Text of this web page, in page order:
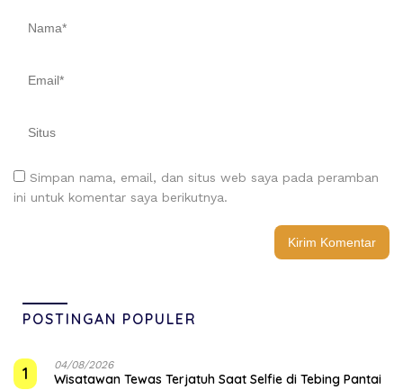
Simpan nama, email, dan situs web saya pada peramban
ini untuk komentar saya berikutnya.
POSTINGAN POPULER
1 04/08/2026
Wisatawan Tewas Terjatuh Saat Selfie di Tebing Pantai